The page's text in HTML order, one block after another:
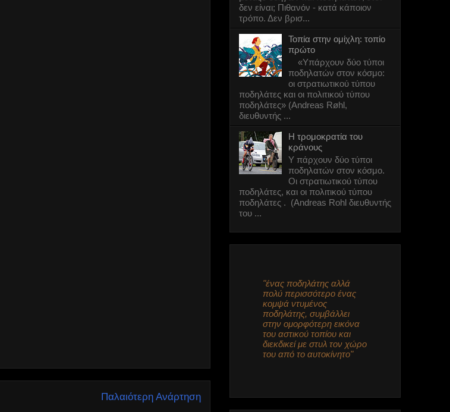
Παλαιότερη Ανάρτηση
ακούνε από τους
οδηγούς
6 πόλεις που
κατάργησαν τη
στάθμευση στο
δρόμο
6 πόλεις που
κατάργησαν τη
στάθμευση στο
δρόμο
Φούιτ!
Πολύ ωραίο στυλ!
#115 (στα χιόνια!)
Πόλεις χωρίς
αυτοκίνητα - 7
μύθοι
καταρρίπτονται
ποδηλατόδρομου
στο οδόστρωμα.
δεν είναι; Πιθανόν - κατά κάποιον
τρόπο. Δεν βρισ...
Τοπία στην ομίχλη: τοπίο
πρώτο
«Υπάρχουν δύο τύποι
ποδηλατών στον κόσμο:
οι στρατιωτικού τύπου
ποδηλάτες και οι πολιτικού τύπου
ποδηλάτες» (Andreas Røhl,
διευθυντής ...
Η τρομοκρατία του
κράνους
Υ πάρχουν δύο τύποι
ποδηλατών στον κόσμο.
Οι στρατιωτικού τύπου
ποδηλάτες, και οι πολιτικού τύπου
ποδηλάτες . (Andreas Rohl διευθυντής
του ...
"ένας ποδηλάτης αλλά
πολύ περισσότερο ένας
κομψά ντυμένος
ποδηλάτης, συμβάλλει
στην ομορφότερη εικόνα
του αστικού τοπίου και
διεκδικεί με στυλ τον χώρο
του από το αυτοκίνητο"